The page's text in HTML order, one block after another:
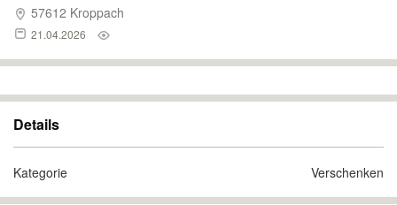
57612 Kroppach
21.04.2026
Details
Kategorie Verschenken